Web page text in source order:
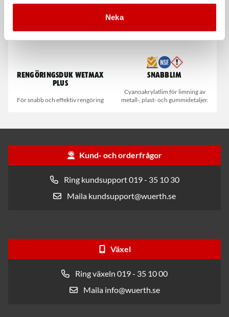
Neka
Rengöringsduk Wetmax
Plus
För snabb och effektiv rengöring
Snabblim
Cyanoakrylatlim för limning av
metall-, plast- och gummidetaljer.
Kund- och orderfrågor
Ring kundsupport 019 - 35 10 30
Maila kundsupport@wuerth.se
Växel
Ring växeln 019 - 35 10 00
Maila info@wuerth.se